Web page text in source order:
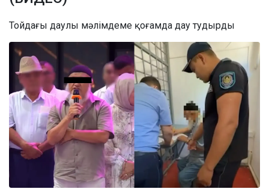
Тойдағы даулы мәлімдеме қоғамда дау тудырды